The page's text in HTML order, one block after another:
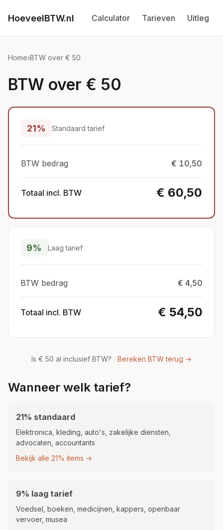
HoeveelBTW.nl Calculator Tarieven Uitleg
Home›BTW over € 50
BTW over € 50
21% Standaard tarief
BTW bedrag € 10,50
Totaal incl. BTW € 60,50
9% Laag tarief
BTW bedrag € 4,50
Totaal incl. BTW € 54,50
Is € 50 al inclusief BTW? Bereken BTW terug →
Wanneer welk tarief?
21% standaard
Elektronica, kleding, auto's, zakelijke diensten,
advocaten, accountants
Bekijk alle 21% items →
9% laag tarief
Voedsel, boeken, medicijnen, kappers, openbaar
vervoer, musea